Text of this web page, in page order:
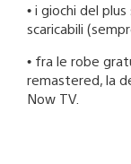
• i giochi del
scaricabili
• fra le robe
remastered, la
Now TV.